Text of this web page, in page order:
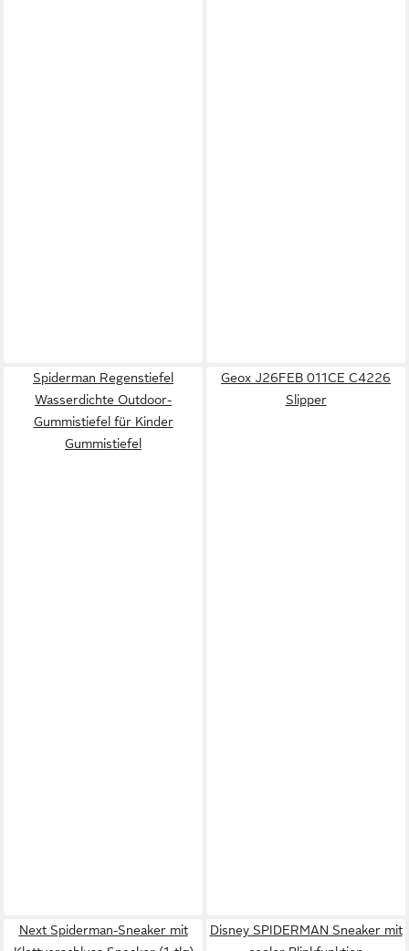
Spiderman Regenstiefel
Wasserdichte Outdoor-
Gummistiefel für Kinder
Gummistiefel
Geox J26FEB 011CE C4226
Slipper
Next Spiderman-Sneaker mit
Disney SPIDERMAN Sneaker mit